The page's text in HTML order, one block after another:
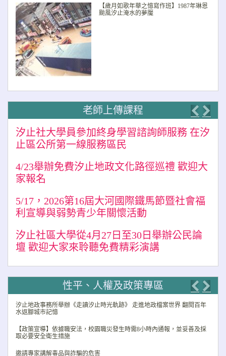
【歲月如歌年華之憶寫作班】1987年琳恩
颱風汐止淹水的夢魘
老師上傳課程
汐止社大學員參加終身學習諮詢師服務 在汐
止區公所第一線服務區民
4/23舉辦免費汐止地政文化路徑巡禮 歡迎大
家報名
5/17，2026第16屆大河國際鐵馬節暨社會福
利宣導與弱勢青少年關懷活動
汐止社區大學從4月27日至30日舉辦公民論
壇 歡迎大家來聆聽免費精彩演講
性平、人權及政策專區
汐止地政事務所舉辦《走讀汐止時光軌跡》 走進地政檔案世界 翻閱百年
水返腳城市記憶
【政策宣導】依據職安法，校園職災發生時需8小時內通報，並妥善及採
取必要安全衛生措施
邀請專家講解毒品與詐騙的危害